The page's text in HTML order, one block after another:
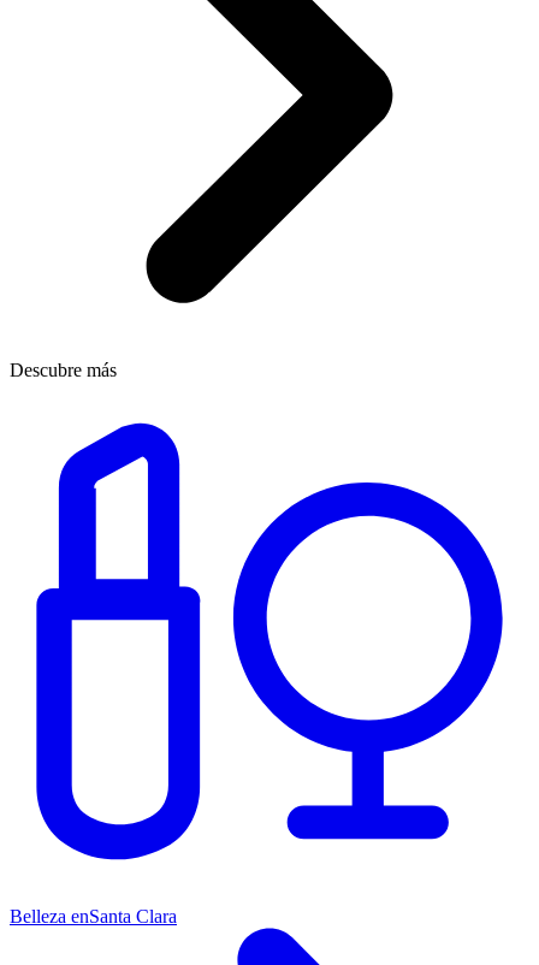
Descubre más
Belleza enSanta Clara